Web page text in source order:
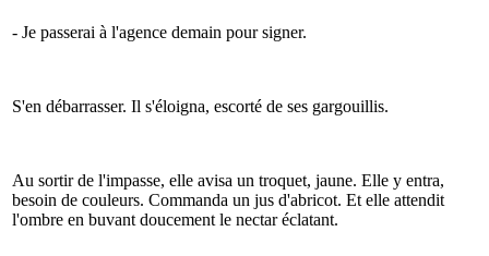
- Je passerai à l'agence demain pour signer.
S'en débarrasser. Il s'éloigna, escorté de ses gargouillis.
Au sortir de l'impasse, elle avisa un troquet, jaune. Elle y entra,
besoin de couleurs. Commanda un jus d'abricot. Et elle attendit
l'ombre en buvant doucement le nectar éclatant.